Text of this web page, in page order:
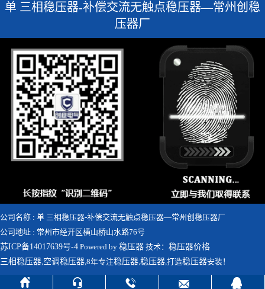
单 三相稳压器-补偿交流无触点稳压器—常州创稳
压器厂
公司名称 : 单 三相稳压器-补偿交流无触点稳压器—常州创稳压器厂
公司地址 : 常州市经开区横山桥山水路76号
苏ICP备14017639号-4 Powered by 稳压器 技术： 稳压器价格
三相稳压器 空调稳压器 ,8年专注稳压器 稳压器 ,打造稳压器安装！
    